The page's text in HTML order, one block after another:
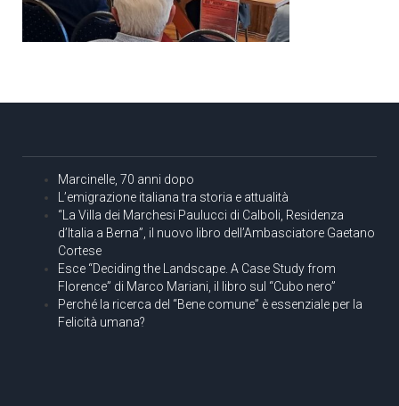
Marcinelle, 70 anni dopo
L’emigrazione italiana tra storia e attualità
“La Villa dei Marchesi Paulucci di Calboli, Residenza
d’Italia a Berna”, il nuovo libro dell’Ambasciatore Gaetano
Cortese
Esce “Deciding the Landscape. A Case Study from
Florence” di Marco Mariani, il libro sul “Cubo nero”
Perché la ricerca del “Bene comune” è essenziale per la
Felicità umana?